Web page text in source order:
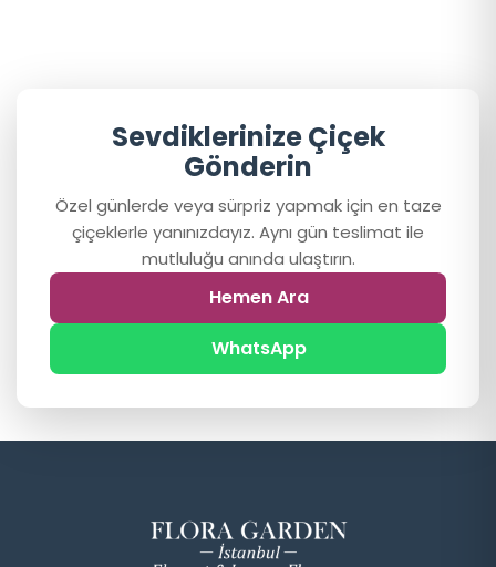
Sevdiklerinize Çiçek
Gönderin
Özel günlerde veya sürpriz yapmak için en taze
çiçeklerle yanınızdayız. Aynı gün teslimat ile
mutluluğu anında ulaştırın.
Hemen Ara
WhatsApp